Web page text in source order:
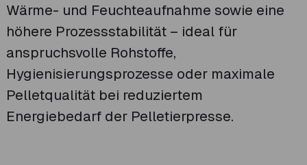
Wärme- und Feuchteaufnahme sowie eine
höhere Prozessstabilität – ideal für
anspruchsvolle Rohstoffe,
Hygienisierungsprozesse oder maximale
Pelletqualität bei reduziertem
Energiebedarf der Pelletierpresse.